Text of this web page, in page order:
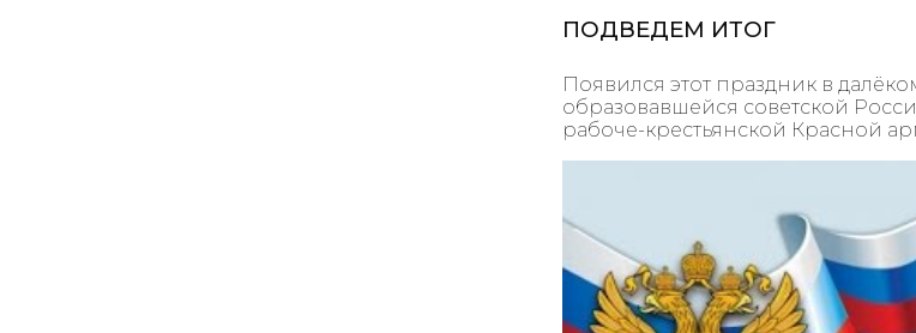
ПОДВЕДЕМ ИТОГ
Появился этот праздник в
образовавшейся советской
рабоче-крестьянской Красной